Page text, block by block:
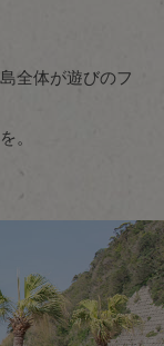
全体が遊びのフ
。